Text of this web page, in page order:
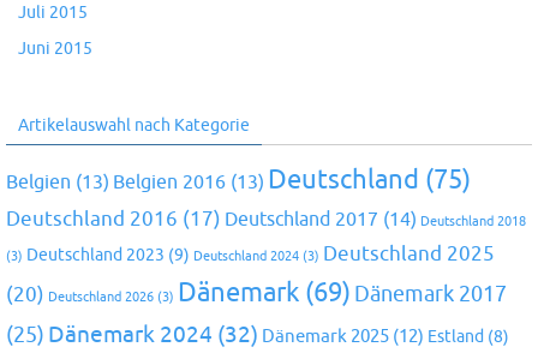
Juli 2015
Juni 2015
Artikelauswahl nach Kategorie
Belgien (13) Belgien 2016 (13) Deutschland (75)
Deutschland 2016 (17) Deutschland 2017 (14) Deutschland 2018
(3) Deutschland 2023 (9) Deutschland 2024 (3) Deutschland 2025
(20) Deutschland 2026 (3) Dänemark (69) Dänemark 2017
(25) Dänemark 2024 (32) Dänemark 2025 (12) Estland (8)